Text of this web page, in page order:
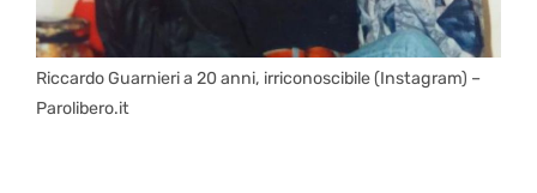
Riccardo Guarnieri a 20 anni, irriconoscibile (Instagram) –
Parolibero.it